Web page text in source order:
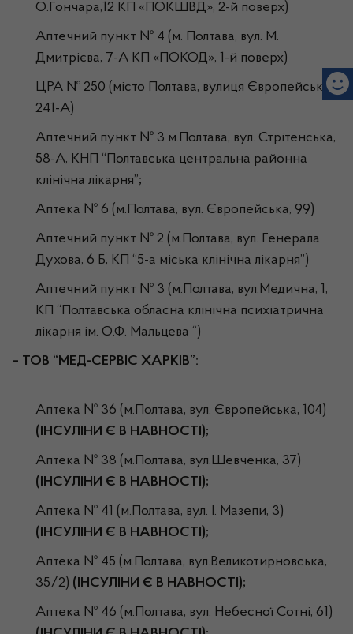
О.Гончара,12 КП «ПОКШВД», 2-й поверх)
Аптечний пункт № 4 (м. Полтава, вул. М.
Дмитрієва, 7-А КП «ПОКОД», 1-й поверх)
ЦРА № 250 (місто Полтава, вулиця Європейська
241-А)
Аптечний пункт № 3 м.Полтава, вул. Стрітенська,
58-А, КНП “Полтавська центральна районна
клінічна лікарня”;
Аптека № 6 (м.Полтава, вул. Європейська, 99)
Аптечний пункт № 2 (м.Полтава, вул. Генерала
Духова, 6 Б, КП “5-а міська клінічна лікарня”)
Аптечний пункт № 3 (м.Полтава, вул.Медична, 1,
КП “Полтавська обласна клінічна психіатрична
лікарня ім. О.Ф. Мальцева “)
– ТОВ “МЕД-СЕРВІС ХАРКІВ”:
Аптека № 36 (м.Полтава, вул. Європейська, 104)
(ІНСУЛІНИ Є В НАВНОСТІ);
Аптека № 38 (м.Полтава, вул.Шевченка, 37)
(ІНСУЛІНИ Є В НАВНОСТІ);
Аптека № 41 (м.Полтава, вул. І. Мазепи, 3)
(ІНСУЛІНИ Є В НАВНОСТІ);
Аптека № 45 (м.Полтава, вул.Великотирновська,
35/2) (ІНСУЛІНИ Є В НАВНОСТІ);
Аптека № 46 (м.Полтава, вул. Небесної Сотні, 61)